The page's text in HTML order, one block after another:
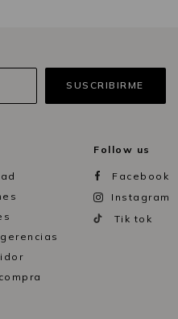
Follow us
Facebook
Instagram
Tik tok